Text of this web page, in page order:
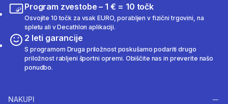
Program zvestobe – 1 € = 10 točk
Osvojite 10 točk za vsak EURO, porabljen v fizični trgovini, na
spletu ali v Decathlon aplikaciji.
2 leti garancije
S programom Druga priložnost poskušamo podariti drugo
priložnost rabljeni športni opremi. Obiščite nas in preverite našo
ponudbo.
NAKUPI